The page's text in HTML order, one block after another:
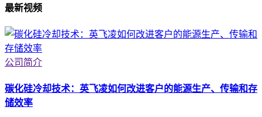
最新视频
公司简介
碳化硅冷却技术：英飞凌如何改进客户的能源生产、传输和存
储效率